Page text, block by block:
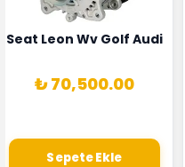
Sensörü Bosch
Seat Leon Wv Golf Audi
₺ 70,500.00
Sepete Ekle